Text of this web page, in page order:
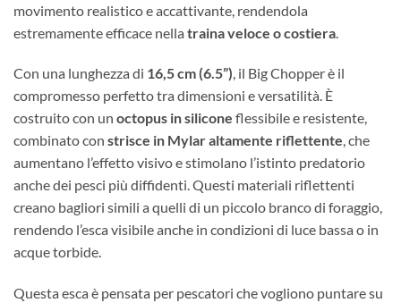
movimento realistico e accattivante, rendendola
estremamente efficace nella traina veloce o costiera
Con una lunghezza di 16,5 cm (6.5”), il Big Chopper è il
compromesso perfetto tra dimensioni e versatilità. È
costruito con un octopus in silicone flessibile e resistente,
combinato con strisce in Mylar altamente riflettente, che
aumentano l’effetto visivo e stimolano l’istinto predatorio
anche dei pesci più diffidenti. Questi materiali riflettenti
creano bagliori simili a quelli di un piccolo branco di foraggio,
rendendo l’esca visibile anche in condizioni di luce bassa o in
acque torbide.
Questa esca è pensata per pescatori che vogliono puntare su